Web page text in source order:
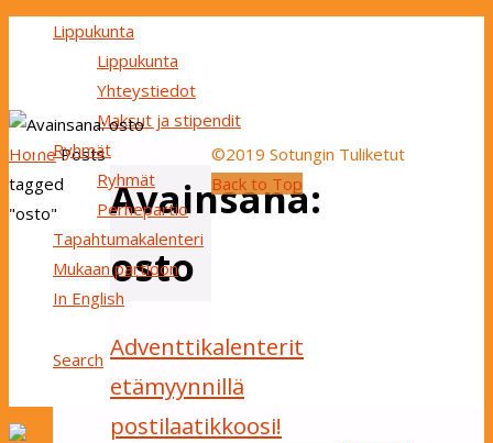
Lippukunta
Lippukunta
Yhteystiedot
Maksut ja stipendit
Ryhmät
Ryhmät
Perhepartio
Tapahtumakalenteri
Mukaan partioon
In English
Search
Home Posts
tagged
"osto"
Avainsana:
osto
Adventtikalenterit
etämyynnillä
postilaatikkoosi!
©2019 Sotungin Tuliketut
Back to Top